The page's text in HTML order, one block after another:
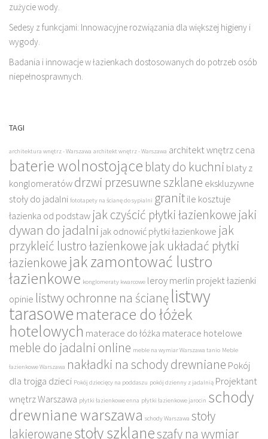
zużycie wody.
Sedesy z funkcjami: Innowacyjne rozwiązania dla większej higieny i
wygody.
Badania i innowacje w łazienkach dostosowanych do potrzeb osób
niepełnosprawnych.
TAGI
architektura wnętrz - Warszawa architekt wnętrz - Warszawa architekt wnętrz cena
baterie wolnostojące blaty do kuchni blaty z
konglomeratówdrzwi przesuwne szklane ekskluzywne
stoły do jadalni fototapety na ścianę do sypialni granitile kosztuje
łazienka od podstaw jak czyścić płytki łazienkowe jaki
dywan do jadalni jak odnowić płytki łazienkowe jak
przykleić lustro łazienkowe jak układać płytki
łazienkowe jak zamontować lustro
łazienkowe konglomeraty kwarcowe leroy merlin projekt łazienki
opinie listwy ochronne na ścianęlistwy
tarasowematerace do łóżek
hotelowych materace do łóżka materace hotelowe
meble do jadalni online meble na wymiar Warszawa tanio Meble
łazienkowe Warszawa nakładki na schody drewniane Pokój
dla trojga dzieci Pokój dziecięcy na poddaszu pokój dzienny z jadalnią Projektant
wnętrz Warszawa płytki łazienkowe enna płytki łazienkowe jarocin schody
drewniane warszawa schody Warszawa stoły
lakierowanestoły szklaneszafy na wymiar